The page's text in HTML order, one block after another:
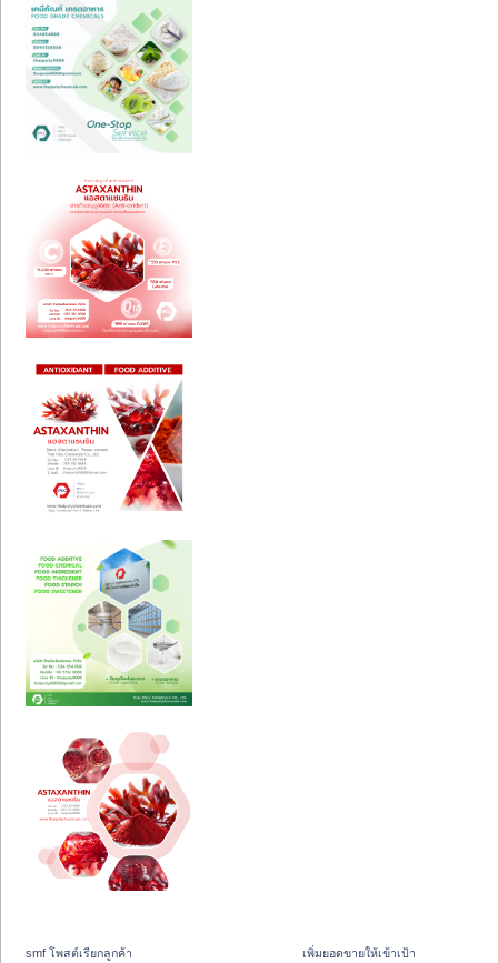
smf โพสต์เรียกลูกค้า
เพิ่มยอดขายให้เข้าเป้า